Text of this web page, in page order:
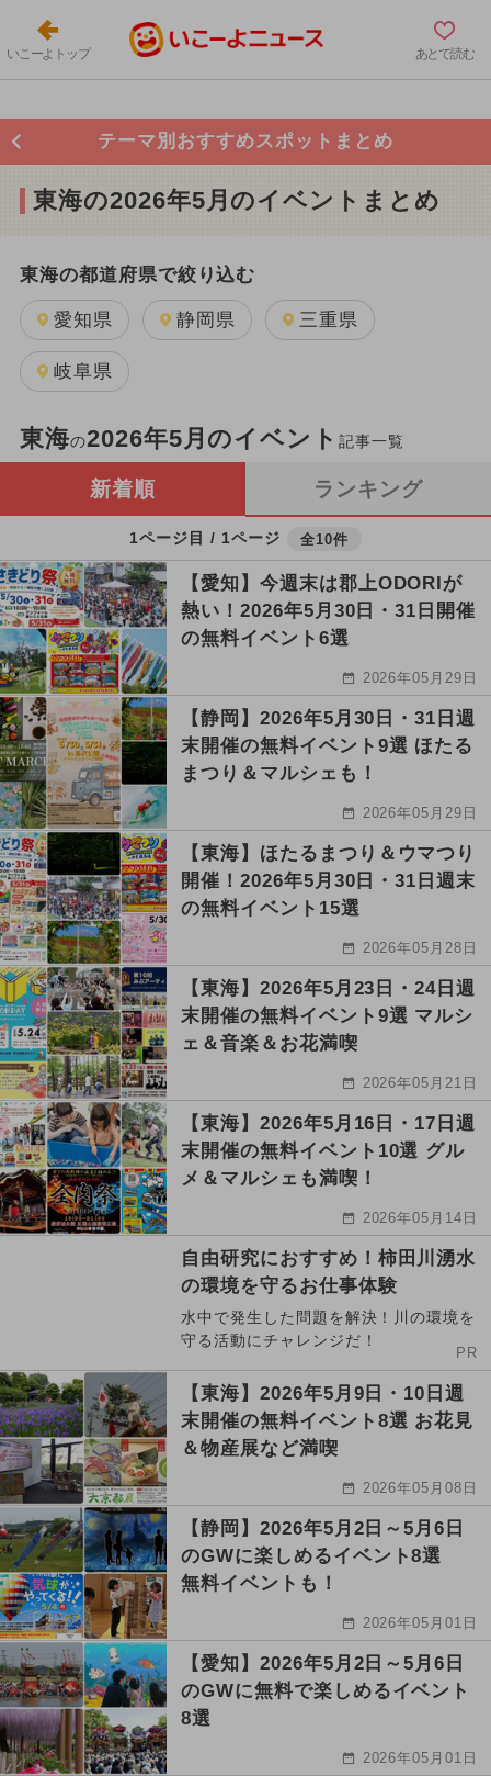
いこーよトップ あとで読む
テーマ別おすすめスポットまとめ
東海の2026年5月のイベントまとめ
東海の都道府県で絞り込む
愛知県 静岡県 三重県
岐阜県
東海の2026年5月のイベント記事一覧
新着順 ランキング
1ページ目 / 1ページ 全10件
【愛知】今週末は郡上ODORIが
熱い！2026年5月30日・31日開催
の無料イベント6選
2026年05月29日
【静岡】2026年5月30日・31日週
末開催の無料イベント9選 ほたる
まつり＆マルシェも！
2026年05月29日
【東海】ほたるまつり＆ウマつり
開催！2026年5月30日・31日週末
の無料イベント15選
2026年05月28日
【東海】2026年5月23日・24日週
末開催の無料イベント9選 マルシ
ェ＆音楽＆お花満喫
2026年05月21日
【東海】2026年5月16日・17日週
末開催の無料イベント10選 グル
メ＆マルシェも満喫！
2026年05月14日
自由研究におすすめ！柿田川湧水
の環境を守るお仕事体験
水中で発生した問題を解決！川の環境を
守る活動にチャレンジだ！
PR
【東海】2026年5月9日・10日週
末開催の無料イベント8選 お花見
＆物産展など満喫
2026年05月08日
【静岡】2026年5月2日～5月6日
のGWに楽しめるイベント8選
無料イベントも！
2026年05月01日
【愛知】2026年5月2日～5月6日
のGWに無料で楽しめるイベント
8選
2026年05月01日